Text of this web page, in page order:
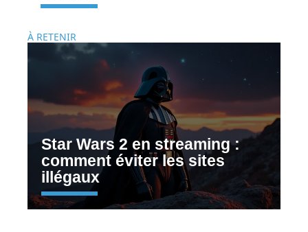
À RETENIR
Star Wars 2 en streaming :
comment éviter les sites
illégaux